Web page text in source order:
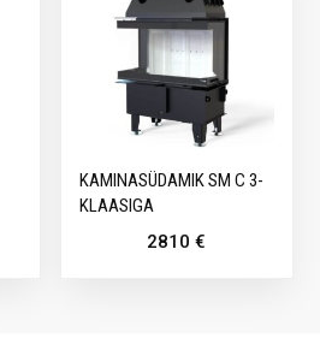
KAMINASÜDAMIK SM C 3-
KLAASIGA
2810€